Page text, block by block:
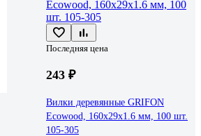
Последняя цена
243 ₽
Вилки деревянные GRIFON
Ecowood, 160x29x1.6 мм, 100 шт.
105-305